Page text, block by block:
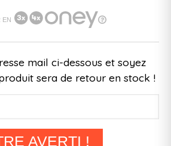
EN
mail ci-dessous et soyez
sera de retour en stock !
AVERTI !